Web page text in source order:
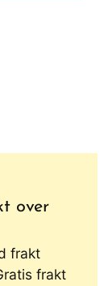
over
frakt
frakt